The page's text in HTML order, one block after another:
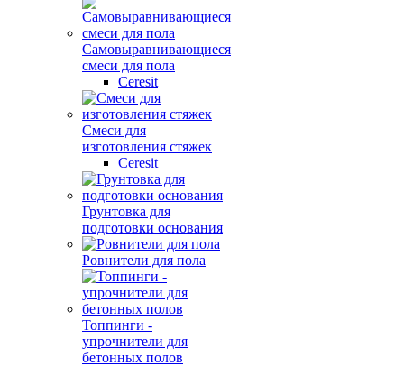
Самовыравнивающиеся
смеси для пола
Ceresit
Смеси для
изготовления стяжек
Ceresit
Грунтовка для
подготовки основания
Ровнители для пола
Топпинги -
упрочнители для
бетонных полов